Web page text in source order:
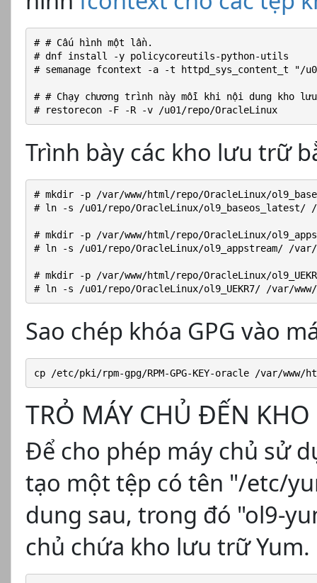
# # Cấu hình một lần.
# dnf install -y policycoreutils-python-utils
# semanage fcontext -a -t httpd_sys_content_t "/
# # Chạy chương trình này mỗi khi nội dung kho
# restorecon -F -R -v /u01/repo/OracleLinux
Trình bày các kho lưu trữ
# mkdir -p /var/www/html/repo/OracleLinux/
# ln -s /u01/repo/OracleLinux/ol9_baseos_latest/ /
# mkdir -p /var/www/html/repo/OracleLinux/
# ln -s /u01/repo/OracleLinux/ol9_appstream/ /var/
# mkdir -p /var/www/html/repo/OracleLinux/
# ln -s /u01/repo/OracleLinux/ol9_UEKR7/ /var/www/
Sao chép khóa GPG vào
cp /etc/pki/rpm-gpg/RPM-GPG-KEY-oracle /var/www/
TRỎ MÁY CHỦ ĐẾN
Để cho phép máy chủ sử
tạo một tệp có tên "/etc/
dung sau, trong đó "ol9-
chủ chứa kho lưu trữ Yum.